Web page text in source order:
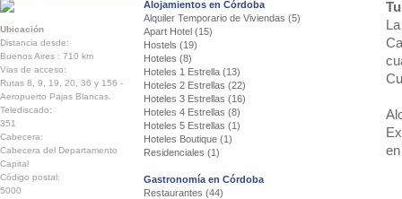
Ubicación
Distancia desde:
Buenos Aires : 710 km
Vias de acceso:
Rutas 8, 9, 19, 20, 36 y 156 -
Aeropuerto Pajas Blancas.
Telediscado:
351
Cabecera:
Cabecera del Departamento
Capital
Código postal:
5000
Alojamientos en Córdoba
Alquiler Temporario de Viviendas (5)
Apart Hotel (15)
Hostels (19)
Hoteles (8)
Hoteles 1 Estrella (13)
Hoteles 2 Estrellas (22)
Hoteles 3 Estrellas (16)
Hoteles 4 Estrellas (8)
Hoteles 5 Estrellas (1)
Hoteles Boutique (1)
Residenciales (1)
Gastronomía en Córdoba
Restaurantes (44)